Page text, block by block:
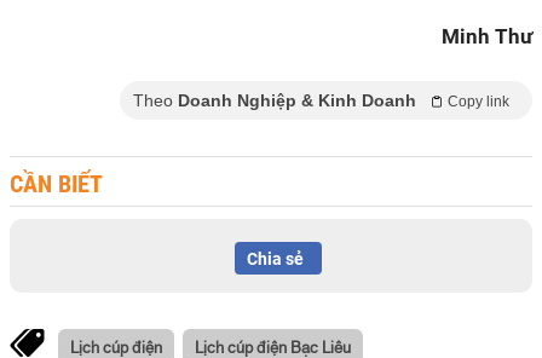
Minh Thư
Theo Doanh Nghiệp & Kinh Doanh Copy link
CẦN BIẾT
Chia sẻ
Lịch cúp điện Lịch cúp điện Bạc Liêu